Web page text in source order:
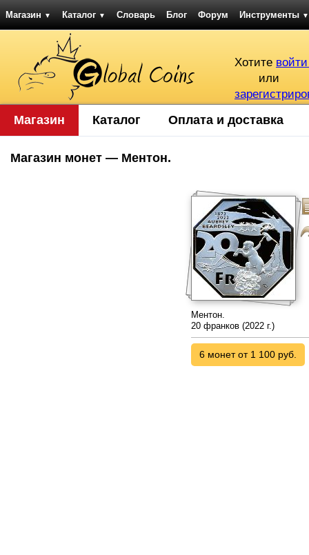
Магазин ▼ Каталог ▼ Словарь Блог Форум Инструменты ▼
Хотите
или
Магазин Каталог Оплата и доставка
Магазин монет — Ментон.
Ментон.
20 франков (2022 г.)
6 монет от 1 100 руб.